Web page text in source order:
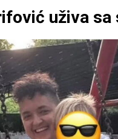
uživa sa